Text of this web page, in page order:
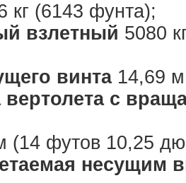
кг (6143 фунта);
взлетный 5080
винта14,69 м
с
(14 футов 10,25
несущим